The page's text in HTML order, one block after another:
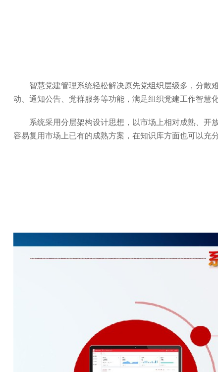
智慧党建管理系统轻松解决原先党组织层级多，分散
动、通知公告、党群服务等功能，满足组织党建工作智慧
系统采用分层架构设计思想，以市场上相对成熟、开
容易复用市场上已有的成熟方案，在知识库方面也可以充